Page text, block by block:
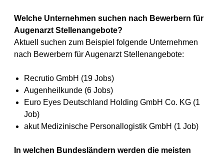
Welche Unternehmen suchen nach Bewerbern für
Augenarzt Stellenangebote?
Aktuell suchen zum Beispiel folgende Unternehmen
nach Bewerbern für Augenarzt Stellenangebote:
Recrutio GmbH (19 Jobs)
Augenheilkunde (6 Jobs)
Euro Eyes Deutschland Holding GmbH Co. KG (1
Job)
akut Medizinische Personallogistik GmbH (1 Job)
In welchen Bundesländern werden die meisten